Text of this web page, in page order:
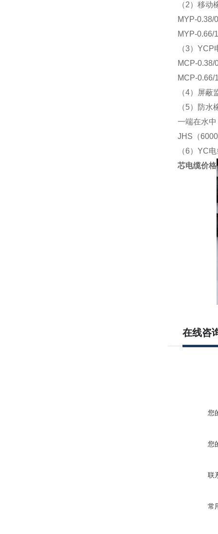
（2）移动
MYP-0.38/
MYP-0.66/
（3） YCP
MCP-0.38/
MCP-0.66/
（4）屏蔽
（5）防水
一端在水
JHS （
（6）YC
芯电缆价格
在线咨
您
您
联
常